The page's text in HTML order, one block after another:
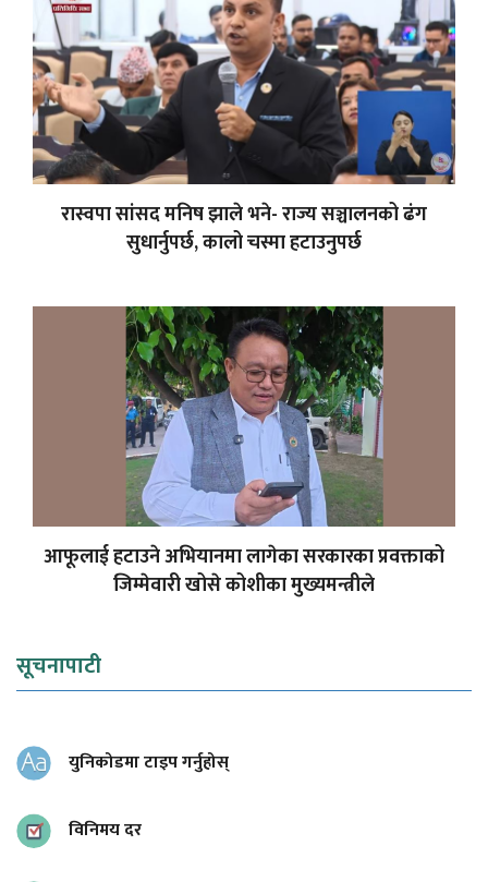
रास्वपा सांसद मनिष झाले भने- राज्य सञ्चालनको ढंग
सुधार्नुपर्छ, कालो चस्मा हटाउनुपर्छ
आफूलाई हटाउने अभियानमा लागेका सरकारका प्रवक्ताको
जिम्मेवारी खोसे कोशीका मुख्यमन्त्रीले
सूचनापाटी
युनिकोडमा टाइप गर्नुहोस्
विनिमय दर